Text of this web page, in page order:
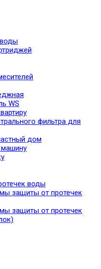
WS
фильтра для
дом
воды
защиты от протечек
защиты от протечек